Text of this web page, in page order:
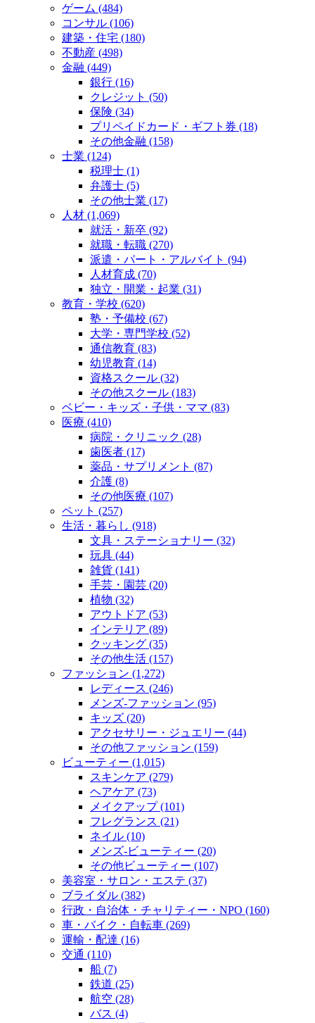
ゲーム (484)
コンサル (106)
建築・住宅 (180)
不動産 (498)
金融 (449)
銀行 (16)
クレジット (50)
保険 (34)
プリペイドカード・ギフト券 (18)
その他金融 (158)
士業 (124)
税理士 (1)
弁護士 (5)
その他士業 (17)
人材 (1,069)
就活・新卒 (92)
就職・転職 (270)
派遣・パート・アルバイト (94)
人材育成 (70)
独立・開業・起業 (31)
教育・学校 (620)
塾・予備校 (67)
大学・専門学校 (52)
通信教育 (83)
幼児教育 (14)
資格スクール (32)
その他スクール (183)
ベビー・キッズ・子供・ママ (83)
医療 (410)
病院・クリニック (28)
歯医者 (17)
薬品・サプリメント (87)
介護 (8)
その他医療 (107)
ペット (257)
生活・暮らし (918)
文具・ステーショナリー (32)
玩具 (44)
雑貨 (141)
手芸・園芸 (20)
植物 (32)
アウトドア (53)
インテリア (89)
クッキング (35)
その他生活 (157)
ファッション (1,272)
レディース (246)
メンズ‐ファッション (95)
キッズ (20)
アクセサリー・ジュエリー (44)
その他ファッション (159)
ビューティー (1,015)
スキンケア (279)
ヘアケア (73)
メイクアップ (101)
フレグランス (21)
ネイル (10)
メンズ‐ビューティー (20)
その他ビューティー (107)
美容室・サロン・エステ (37)
ブライダル (382)
行政・自治体・チャリティー・NPO (160)
車・バイク・自転車 (269)
運輸・配達 (16)
交通 (110)
船 (7)
鉄道 (25)
航空 (28)
バス (4)